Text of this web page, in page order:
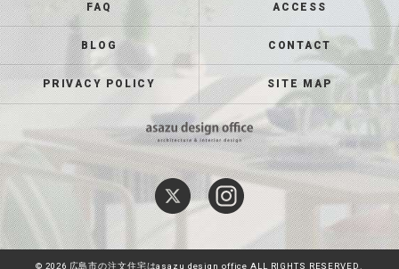
FAQ ACCESS
BLOG CONTACT
PRIVACY POLICY SITE MAP
© 2026 広島市の注文住宅はasazu design office ALL RIGHTS RESERVED.